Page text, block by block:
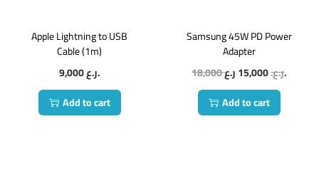
Apple Lightning to USB
Cable (1m)
9,000
ر.ع.
Add to cart
Samsung 45W PD Power
Adapter
18,000
ر.ع.15,000
ر.ع.
Add to cart